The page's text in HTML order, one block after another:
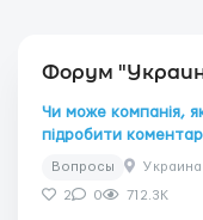
Форум
Чи може компанія,
підробити
Вопросы Украина
2 0 712.3K